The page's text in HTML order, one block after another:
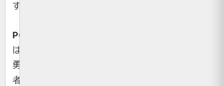
す。
PC
は、
勇
者